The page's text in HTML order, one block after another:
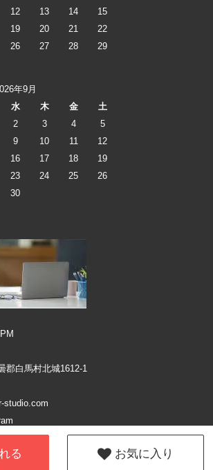
る お気に入り
郡白馬村北城1612-1
studio.com
12 13 14
15
19 20 21
22
26 27 28
29
年9月
水 木 金
土
2 3 4
5
9 10 11
12
16 17 18
19
23 24 25
26
30